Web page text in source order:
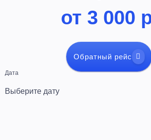
от 3 000
Обратный рейс
Дата